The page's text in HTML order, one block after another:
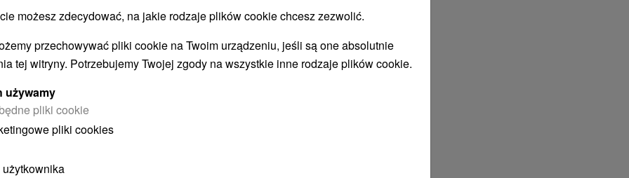
liečebným domom
počas dlhodobého
hostí.
I
WYBÓR
OFERTY
możesz zdecydować, na jakie rodzaje plików cookie chcesz zezwolić.
przechowywać pliki cookie na Twoim urządzeniu, jeśli są one absolutnie
tej witryny. Potrzebujemy Twojej zgody na wszystkie inne rodzaje plików cookie.
używamy
pliki cookie
pliki cookies